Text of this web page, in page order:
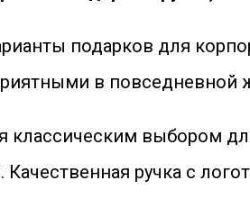
подарков для
в повседневной
классическим выбором
Качественная ручка с